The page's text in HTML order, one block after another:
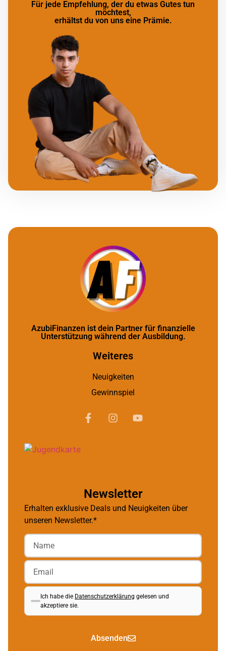
Für jede Empfehlung, der du etwas Gutes tun
möchtest,
erhältst du von uns eine Prämie.
AzubiFinanzen ist dein Partner für finanzielle
Unterstützung während der Ausbildung.
Weiteres
Neuigkeiten
Gewinnspiel
Newsletter
Erhalten exklusive Deals und Neuigkeiten über
unseren Newsletter.*
Ich habe die Datenschutzerklärung gelesen und
akzeptiere sie.
Absenden